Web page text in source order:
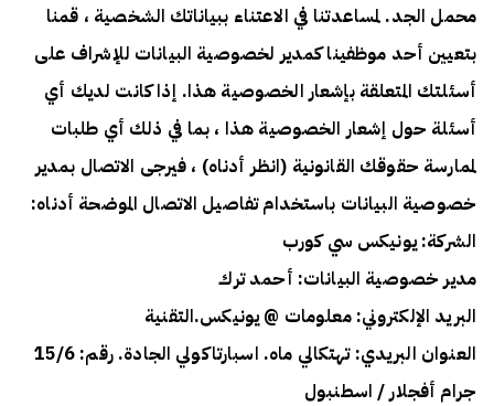
محمل الجد. لمساعدتنا في الاعتناء ببياناتك الشخصية ، قمنا
بتعيين أحد موظفينا كمدير لخصوصية البيانات للإشراف على
أسئلتك المتعلقة بإشعار الخصوصية هذا. إذا كانت لديك أي
أسئلة حول إشعار الخصوصية هذا ، بما في ذلك أي طلبات
لممارسة حقوقك القانونية (انظر أدناه) ، فيرجى الاتصال بمدير
خصوصية البيانات باستخدام تفاصيل الاتصال الموضحة أدناه:
الشركة: يونيكس سي كورب
مدير خصوصية البيانات: أحمد ترك
البريد الإلكتروني: معلومات @ يونيكس.التقنية
العنوان البريدي: تهتكالي ماه. اسبارتاكولي الجادة. رقم: 15/6
جرام أفجلار / اسطنبول